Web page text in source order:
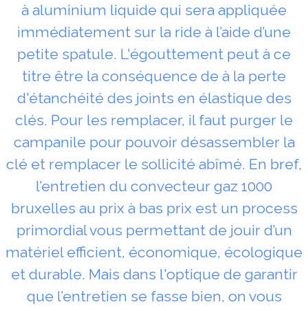
à aluminium liquide qui sera appliquée
immédiatement sur la ride à l’aide d’une
petite spatule. L'égouttement peut à ce
titre être la conséquence de à la perte
d'étanchéité des joints en élastique des
clés. Pour les remplacer, il faut purger le
campanile pour pouvoir désassembler la
clé et remplacer le sollicité abîmé. En bref,
l’entretien du convecteur gaz 1000
bruxelles au prix à bas prix est un process
primordial vous permettant de jouir d’un
matériel efficient, économique, écologique
et durable. Mais dans l'optique de garantir
que l’entretien se fasse bien, on vous